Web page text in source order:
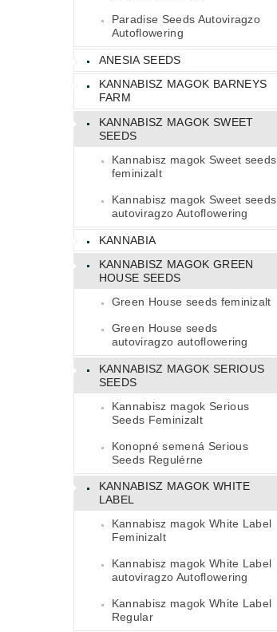
Paradise Seeds Autoviragzo
Autoflowering
ANESIA SEEDS
KANNABISZ MAGOK BARNEYS
FARM
KANNABISZ MAGOK SWEET
SEEDS
Kannabisz magok Sweet seeds
feminizalt
Kannabisz magok Sweet seeds
autoviragzo Autoflowering
KANNABIA
KANNABISZ MAGOK GREEN
HOUSE SEEDS
Green House seeds feminizalt
Green House seeds
autoviragzo autoflowering
KANNABISZ MAGOK SERIOUS
SEEDS
Kannabisz magok Serious
Seeds Feminizalt
Konopné semená Serious
Seeds Regulérne
KANNABISZ MAGOK WHITE
LABEL
Kannabisz magok White Label
Feminizalt
Kannabisz magok White Label
autoviragzo Autoflowering
Kannabisz magok White Label
Regular